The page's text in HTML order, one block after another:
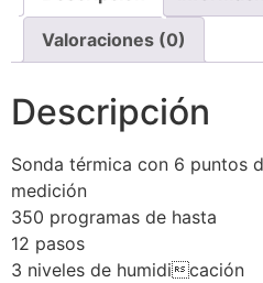
Valoraciones (0)
Descripción
Sonda térmica con 6 puntos
medición
350 programas de hasta
12 pasos
3 niveles de humidicación